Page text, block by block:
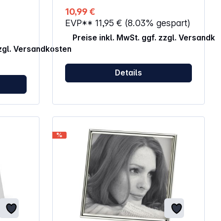
und
er
Versandkosten
10,99 €
EVP**11,95 € (8.03% gespart)
Preise inkl. MwSt. ggf. zzgl.
Details
%